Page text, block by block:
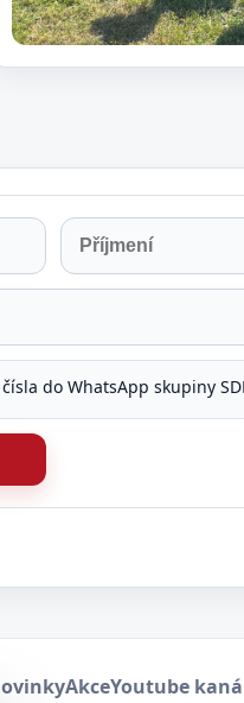
do WhatsApp skupiny
AkceYoutube